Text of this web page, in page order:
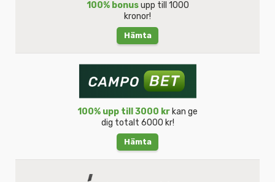
100% bonusupp till 1000
kronor!
Hämta
100% upp till 3000 kr kan ge
dig totalt 6000 kr!
Hämta